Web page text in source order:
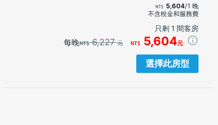
5,604/1 晚
不含稅金和服務費
只剩 1 間客房
每晚 6,227元 5,604元
選擇此房型